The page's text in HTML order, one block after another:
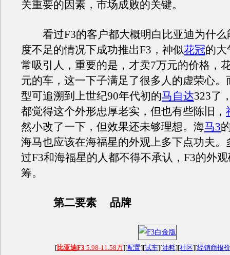
关重要的因素，市场成败的关键。
看过F3的客户都大概明白比亚迪为什么
度不足的情况下成功推出F3，神似花冠的大
常吸引人，重要的是，才卖7万元的价格，
元的车，这一下子满足了很多人的虚荣心。
型可追溯到上世纪90年代初的马自达323了
都觉得这个外形忠厚老实，但也有些陈旧，
然小改了一下，但效果还未够理想。海马3
海马也应该在海福星的外观上多下点功夫。
过F3和海福星的人都不得不承认，F3的外
筹。
第二要素 品牌
[比亚迪F3 5.98-11.58万][配置][试车][油耗][社区][经销商报